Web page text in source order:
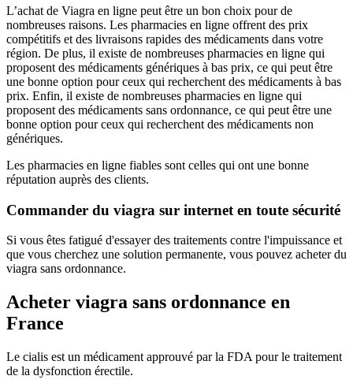
L’achat de Viagra en ligne peut être un bon choix pour de
nombreuses raisons. Les pharmacies en ligne offrent des prix
compétitifs et des livraisons rapides des médicaments dans votre
région. De plus, il existe de nombreuses pharmacies en ligne qui
proposent des médicaments génériques à bas prix, ce qui peut être
une bonne option pour ceux qui recherchent des médicaments à bas
prix. Enfin, il existe de nombreuses pharmacies en ligne qui
proposent des médicaments sans ordonnance, ce qui peut être une
bonne option pour ceux qui recherchent des médicaments non
génériques.
Les pharmacies en ligne fiables sont celles qui ont une bonne
réputation auprès des clients.
Commander du viagra sur internet en toute sécurité
Si vous êtes fatigué d'essayer des traitements contre l'impuissance et
que vous cherchez une solution permanente, vous pouvez acheter du
viagra sans ordonnance.
Acheter viagra sans ordonnance en
France
Le cialis est un médicament approuvé par la FDA pour le traitement
de la dysfonction érectile.